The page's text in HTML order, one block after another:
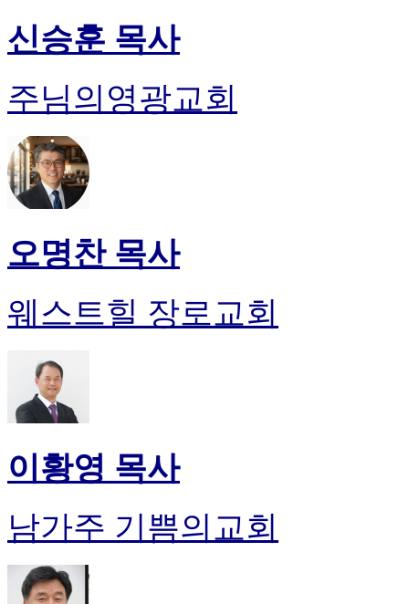
신승훈 목사
주님의영광교회
오명찬 목사
웨스트힐 장로교회
이황영 목사
남가주 기쁨의교회